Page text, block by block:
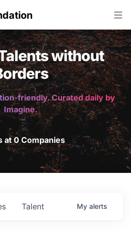
without
friendly. Curated daily by
Imagine.
at 0 Companies
Talent My alerts